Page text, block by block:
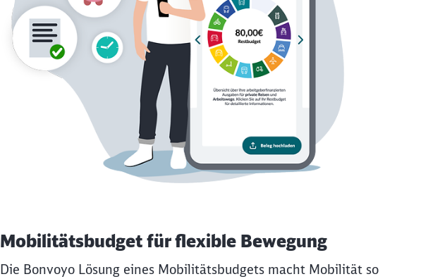
Mobilitätsbudget für flexible Bewegung
Die Bonvoyo Lösung eines Mobilitätsbudgets macht Mobilität so